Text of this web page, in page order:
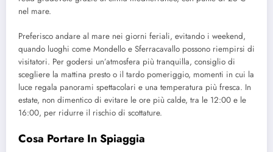
nel mare.
Preferisco andare al mare nei giorni feriali, evitando i weekend,
quando luoghi come Mondello e Sferracavallo possono riempirsi di
visitatori. Per godersi un’atmosfera più tranquilla, consiglio di
scegliere la mattina presto o il tardo pomeriggio, momenti in cui la
luce regala panorami spettacolari e una temperatura più fresca. In
estate, non dimentico di evitare le ore più calde, tra le 12:00 e le
16:00, per ridurre il rischio di scottature.
Cosa Portare In Spiaggia